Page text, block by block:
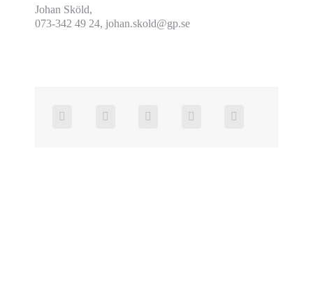
Johan Sköld,
073-342 49 24, johan.skold@gp.se